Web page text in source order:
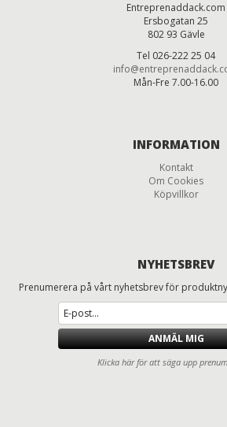
Entreprenaddack.com
Ersbogatan 25
802 93 Gävle
Tel 026-222 25 04
Mån-Fre 7.00-16.00
INFORMATION
Kontakt
Om Cookies
Köpvillkor
NYHETSBREV
Prenumerera på vårt nyhetsbrev för
ANMÄL MIG
Klicka här för att säga upp